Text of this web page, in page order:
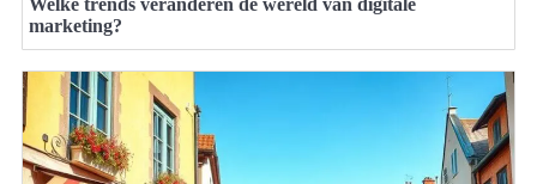
marketing?